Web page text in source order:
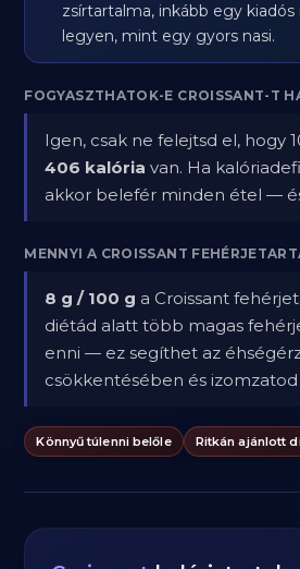
zsírtartalma, inkább egy
legyen, mint egy gyors nasi.
FOGYASZTHATOK-E CROISSANT-T
Igen, csak ne felejtsd el, hogy
406 kalória van. Ha
akkor belefér minden étel —
MENNYI A CROISSANT
8 g / 100 g a Croissant
diétád alatt több magas
enni — ez segíthet az
csökkentésében és
Könnyű túlenni belőle Ritkán ajánlott